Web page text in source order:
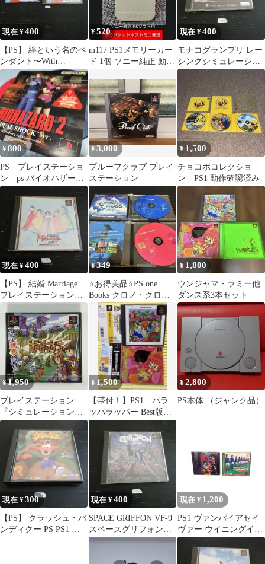
現在 ¥400
【PS】 絆という名のペ
ンダント〜With
TOYBOX〜 PS1 PS
¥520
m117 PS1メモリーカー
ド 1個 ソニー純正 動作
ョン
現在 ¥400
モナコグランプリ レー
シングシミュレーショ
ン2 PS PS1 プレイステ
ーション
¥800
PS プレイステーショ
ン ps バイオハザード
2 デュアルショックVer
¥3,000
プルーフクラブ プレイ
ステーション
¥ 1,500
チョコボコレクショ
ン PS1 動作確認済み
現在 ¥400
【PS】 結婚 Marriage
プレイステーション
PS1 PS
¥349
⭐️お得美品⭐️PS one
Books クロノ・クロ
ス 動作確認 クロノ
クロス
¥ 1,800
ウンジャマ・ラミー他
ダンス系3本セット
¥1,950
プレイステーション
『シミュレーション
RPGツクール』※未開
封品
¥ 1,500
【帯付！】PS1 パラ
ッパラッパー Best版
＋ ウンジャマラミ
ー ２本セット
¥2,800
PS本体 （ジャンク品）
現在 ¥300
【PS】 クラッシュ・バ
ンディクー PS PS1 プ
現在 ¥400
SPACE GRIFFON VF-9
スペースグリフォン
VF-9 PS1 PS
現在 ¥ 1,200
PS1 ヴァンパイアセイ
ヴァー ウイニングイレ
ブン3 セット